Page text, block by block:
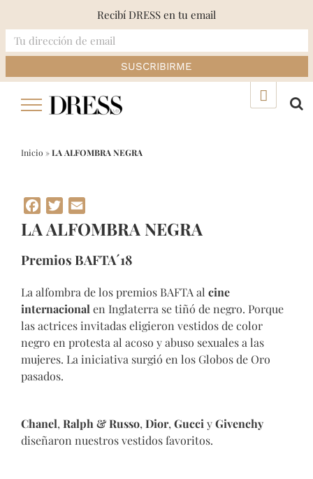
Inicio »LA ALFOMBRA NEGRA
Facebook
Twitter
LA ALFOMBRA NEGRA
Premios BAFTA´18
La alfombra de los premios BAFTA al cine
internacional en Inglaterra se tiñó de negro. Porque
las actrices invitadas eligieron vestidos de color
negro en protesta al acoso y abuso sexuales a las
mujeres. La iniciativa surgió en los Globos de Oro
pasados.
Chanel, Ralph & Russo, Dior, Gucci yGivenchy
diseñaron nuestros vestidos favoritos.
Recibí DRESS en tu email